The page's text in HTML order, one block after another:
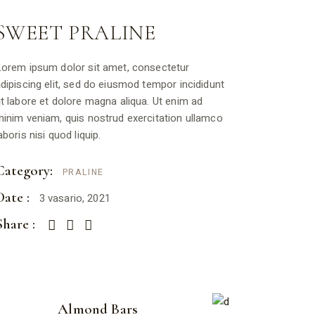
PRALINE
ipsum dolor sit amet, consectetur
elit, sed do eiusmod tempor incididunt
labore et dolore magna aliqua. Ut enim ad
veniam, quis nostrud exercitation ullamco
nisi quod liquip.
PRALINE
: 3 vasario, 2021
:
Almond Bars